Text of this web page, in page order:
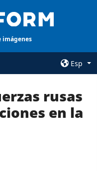
imágenes
Esp
AGENCIA
rusas
en la